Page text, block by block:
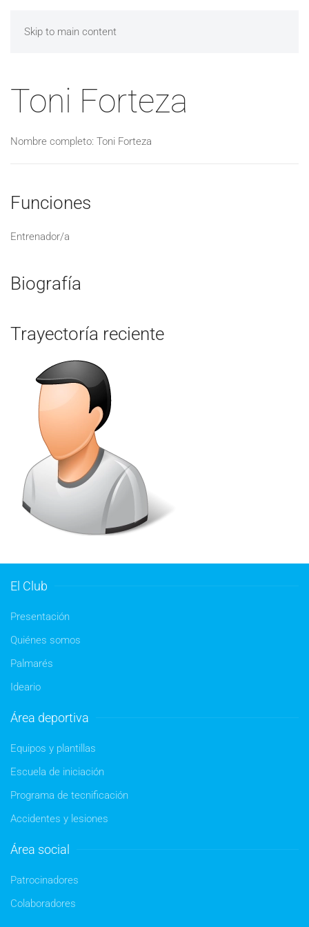
Skip to main content
Toni Forteza
Nombre completo: Toni Forteza
Funciones
Entrenador/a
Biografía
Trayectoría reciente
El Club
Presentación
Quiénes somos
Palmarés
Ideario
Área deportiva
Equipos y plantillas
Escuela de iniciación
Programa de tecnificación
Accidentes y lesiones
Área social
Patrocinadores
Colaboradores